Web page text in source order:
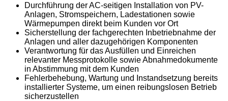
Durchführung der AC-seitigen Installation von PV-
Anlagen, Stromspeichern, Ladestationen sowie
Wärmepumpen direkt beim Kunden vor Ort
Sicherstellung der fachgerechten Inbetriebnahme der
Anlagen und aller dazugehörigen Komponenten
Verantwortung für das Ausfüllen und Einreichen
relevanter Messprotokolle sowie Abnahmedokumente
in Abstimmung mit dem Kunden
Fehlerbehebung, Wartung und Instandsetzung bereits
installierter Systeme, um einen reibungslosen Betrieb
sicherzustellen